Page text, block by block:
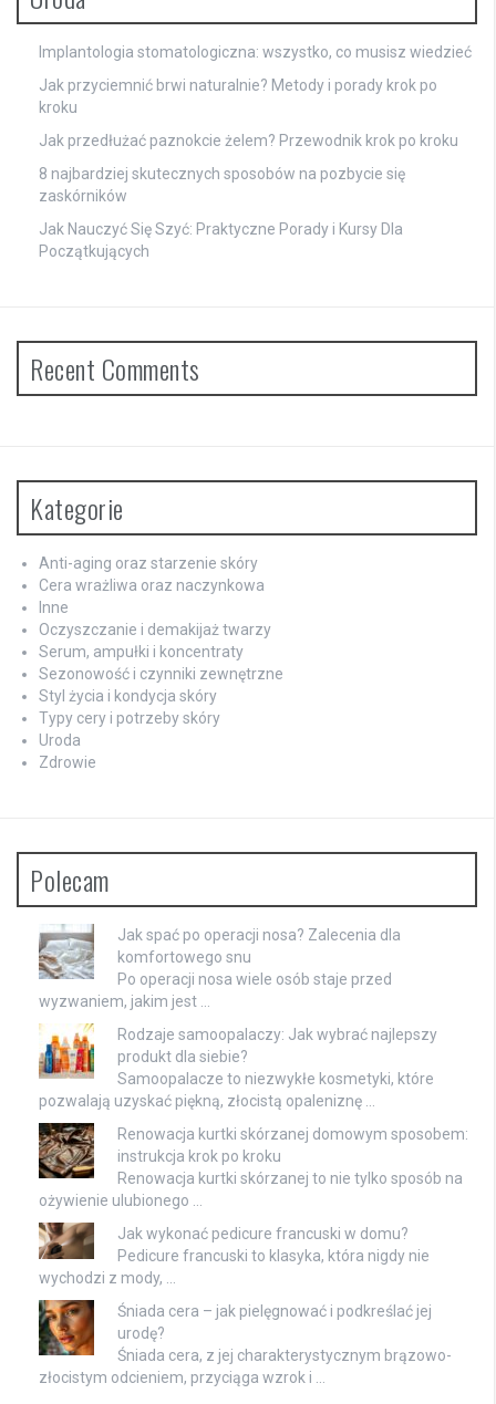
Implantologia stomatologiczna: wszystko, co musisz wiedzieć
Jak przyciemnić brwi naturalnie? Metody i porady krok po
kroku
Jak przedłużać paznokcie żelem? Przewodnik krok po kroku
8 najbardziej skutecznych sposobów na pozbycie się
zaskórników
Jak Nauczyć Się Szyć: Praktyczne Porady i Kursy Dla
Początkujących
Recent Comments
Kategorie
Anti-aging oraz starzenie skóry
Cera wrażliwa oraz naczynkowa
Inne
Oczyszczanie i demakijaż twarzy
Serum, ampułki i koncentraty
Sezonowość i czynniki zewnętrzne
Styl życia i kondycja skóry
Typy cery i potrzeby skóry
Uroda
Zdrowie
Polecam
Jak spać po operacji nosa? Zalecenia dla
komfortowego snu
Po operacji nosa wiele osób staje przed
wyzwaniem, jakim jest …
Rodzaje samoopalaczy: Jak wybrać najlepszy
produkt dla siebie?
Samoopalacze to niezwykłe kosmetyki, które
pozwalają uzyskać piękną, złocistą opaleniznę …
Renowacja kurtki skórzanej domowym sposobem:
instrukcja krok po kroku
Renowacja kurtki skórzanej to nie tylko sposób na
ożywienie ulubionego …
Jak wykonać pedicure francuski w domu?
Pedicure francuski to klasyka, która nigdy nie
wychodzi z mody, …
Śniada cera – jak pielęgnować i podkreślać jej
urodę?
Śniada cera, z jej charakterystycznym brązowo-
złocistym odcieniem, przyciąga wzrok i …